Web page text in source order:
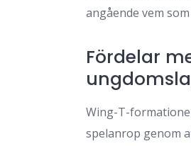
angående vem
Fördelar
Wing-T-
spelanrop genom